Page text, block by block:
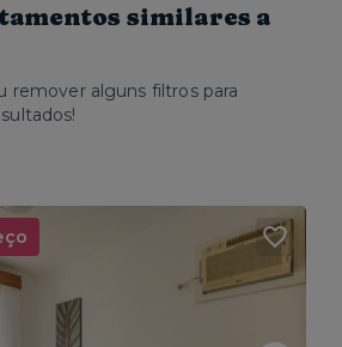
similares a
remover alguns filtros para